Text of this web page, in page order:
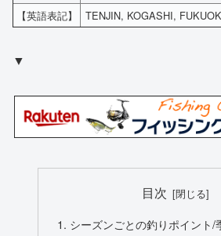
【英語表記】
TENJIN, KOGASHI,
▼
目次
シーズンごとの釣りポイント/